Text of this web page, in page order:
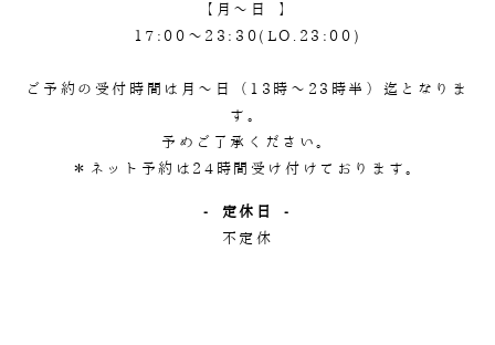
【月～日 】
17:00～23:30(LO.23:00)
ご予約の受付時間は月～日（13時～23時半）迄となりま
す。
予めご了承ください。
＊ネット予約は24時間受け付けております。
- 定休日 -
不定休